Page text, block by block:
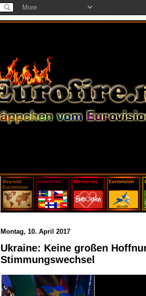
Montag, 10. April 2017
Ukraine: Keine großen
Stimmungswechsel